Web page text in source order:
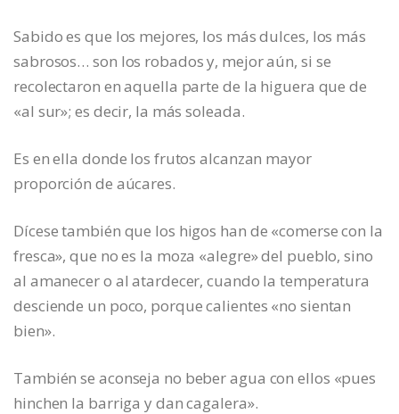
Sabido es que los mejores, los más dulces, los más
sabrosos… son los robados y, mejor aún, si se
recolectaron en aquella parte de la higuera que de
«al sur»; es decir, la más soleada.
Es en ella donde los frutos alcanzan mayor
proporción de aúcares.
Dícese también que los higos han de «comerse con la
fresca», que no es la moza «alegre» del pueblo, sino
al amanecer o al atardecer, cuando la temperatura
desciende un poco, porque calientes «no sientan
bien».
También se aconseja no beber agua con ellos «pues
hinchen la barriga y dan cagalera».